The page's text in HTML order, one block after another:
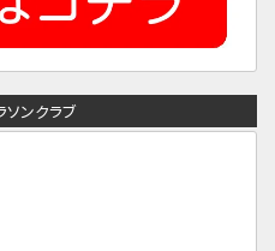
ンクラブ